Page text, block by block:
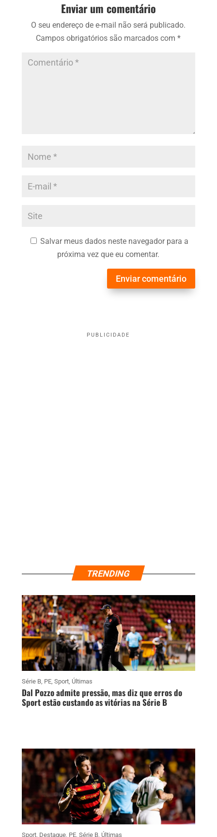
Enviar um comentário
O seu endereço de e-mail não será publicado.
Campos obrigatórios são marcados com*
Salvar meus dados neste navegador para a
próxima vez que eu comentar.
Enviar comentário
PUBLICIDADE
TRENDING
Série B, PE, Sport, Últimas
Dal Pozzo admite pressão, mas diz que erros do
Sport estão custando as vitórias na Série B
Sport, Destaque, PE, Série B, Últimas